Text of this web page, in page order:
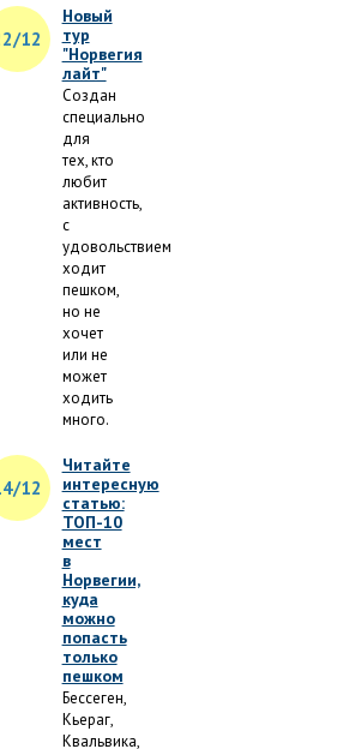
12
Новый
тур
"Норвегия
лайт"
Создан
специально
для
тех, кто
любит
активность,
с
удовольствием
ходит
пешком,
но не
хочет
или не
может
ходить
много.
12
Читайте
интересную
статью:
ТОП-10
мест
в
Норвегии,
куда
можно
попасть
только
пешком
Бессеген,
Кьераг,
Квальвика,